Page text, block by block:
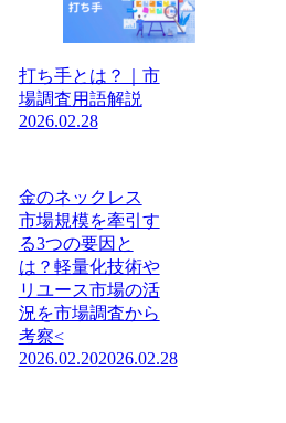
打ち手とは？｜市
場調査用語解説
2026.02.28
金のネックレス
市場規模を牽引す
る3つの要因と
は？軽量化技術や
リユース市場の活
況を市場調査から
考察<
2026.02.202026.02.28